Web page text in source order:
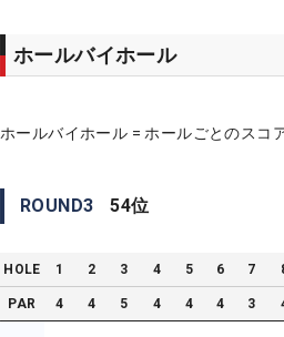
ホールバイホール
ホールバイホール = ホールごとのスコ
ROUND3 54位
HOLE 1 2 3 4 5 6 7
PAR 4 4 5 4 4 4 3